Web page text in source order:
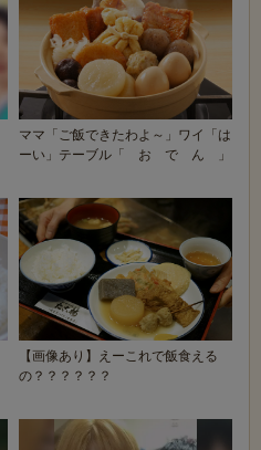
ママ「ご飯できたわよ～」ワイ「は
ーい」テーブル「 お で ん 」
【画像あり】えーこれで飯食える
の？？？？？？